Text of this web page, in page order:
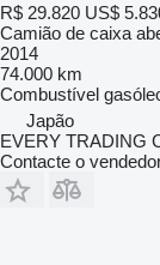
R$ 29.820 US$
Camião de caixa
2014
74.000 km
Combustível
Japão
EVERY TRADING
Contacte o